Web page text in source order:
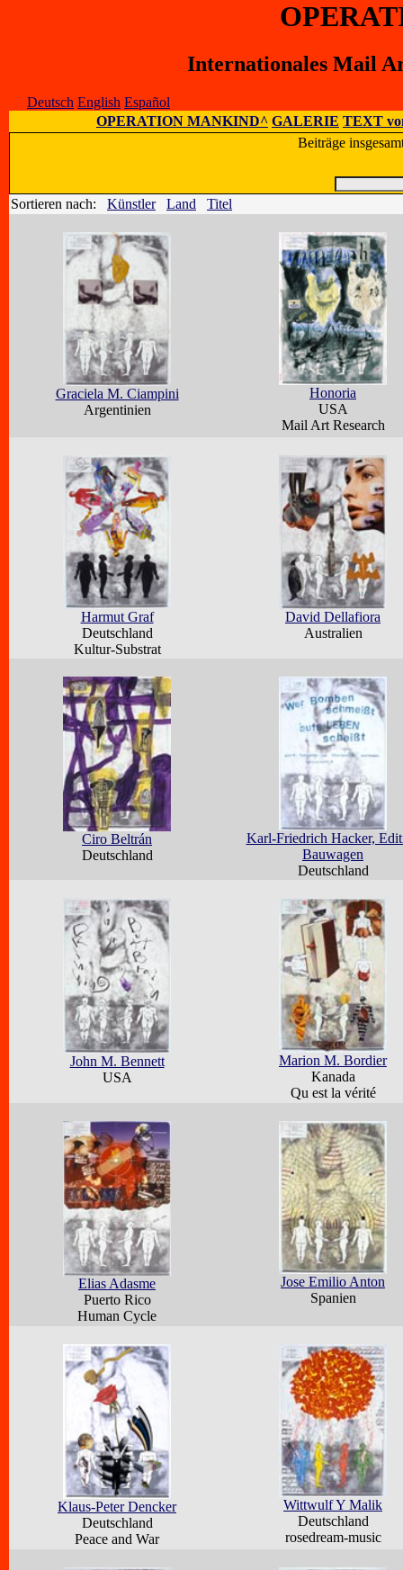
Internationales Mail
Deutsch English Español
OPERATION MANKIND^ GALERIE TEXT
Beiträge
Sortieren nach: Künstler Land Titel
Graciela M. Ciampini
Argentinien
Honoria
USA
Mail Art Research
Harmut Graf
Deutschland
Kultur-Substrat
David Dellafiora
Australien
Ciro Beltrán
Deutschland
Karl-Friedrich Hacker,
Bauwagen
Deutschland
John M. Bennett
USA
Marion M. Bordier
Kanada
Qu est la vérité
Elias Adasme
Puerto Rico
Human Cycle
Jose Emilio Anton
Spanien
Klaus-Peter Dencker
Deutschland
Peace and War
Wittwulf Y Malik
Deutschland
rosedream-music